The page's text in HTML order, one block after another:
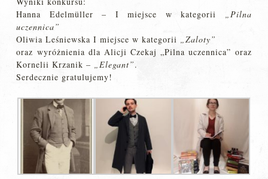
Hanna Edelmüller – I miejsce w kategorii „Pilna
uczennica”
Oliwia Leśniewska I miejsce w kategorii „Zaloty”
oraz wyróżnienia dla Alicji Czekaj „Pilna uczennica” oraz
Kornelii Krzanik – „Elegant”.
Serdecznie gratulujemy!